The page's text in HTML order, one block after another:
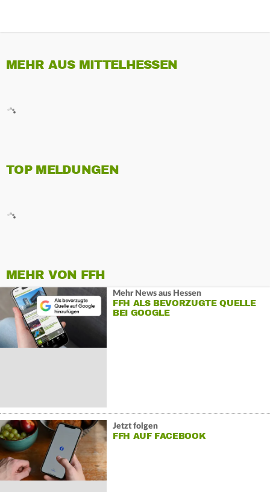
MEHR AUS MITTELHESSEN
TOP MELDUNGEN
MEHR VON FFH
Mehr News aus Hessen
FFH ALS BEVORZUGTE QUELLE
BEI GOOGLE
Jetzt folgen
FFH AUF FACEBOOK